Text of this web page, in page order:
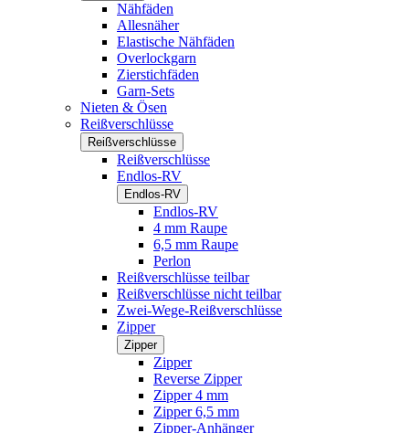
Nähfäden
Allesnäher
Elastische Nähfäden
Overlockgarn
Zierstichfäden
Garn-Sets
Nieten & Ösen
Reißverschlüsse
Reißverschlüsse
Reißverschlüsse
Endlos-RV
Endlos-RV
Endlos-RV
4 mm Raupe
6,5 mm Raupe
Perlon
Reißverschlüsse teilbar
Reißverschlüsse nicht teilbar
Zwei-Wege-Reißverschlüsse
Zipper
Zipper
Zipper
Reverse Zipper
Zipper 4 mm
Zipper 6,5 mm
Zipper-Anhänger